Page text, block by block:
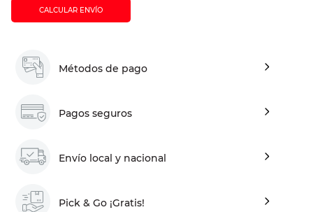
CALCULAR ENVÍO
Métodos de pago
Pagos seguros
Envío local y nacional
Pick & Go ¡Gratis!